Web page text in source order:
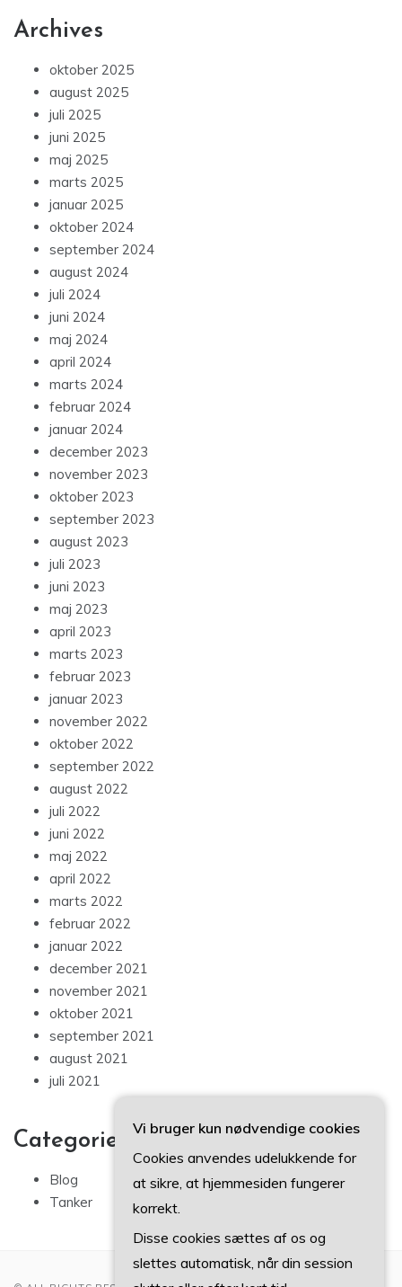
Archives
oktober 2025
august 2025
juli 2025
juni 2025
maj 2025
marts 2025
januar 2025
oktober 2024
september 2024
august 2024
juli 2024
juni 2024
maj 2024
april 2024
marts 2024
februar 2024
januar 2024
december 2023
november 2023
oktober 2023
september 2023
august 2023
juli 2023
juni 2023
maj 2023
april 2023
marts 2023
februar 2023
januar 2023
november 2022
oktober 2022
september 2022
august 2022
juli 2022
juni 2022
maj 2022
april 2022
marts 2022
februar 2022
januar 2022
december 2021
november 2021
oktober 2021
september 2021
august 2021
juli 2021
Categories
Blog
Tanker
Vi bruger kun nødvendige cookies
Cookies anvendes udelukkende for
at sikre, at hjemmesiden fungerer
korrekt.
Disse cookies sættes af os og
slettes automatisk, når din session